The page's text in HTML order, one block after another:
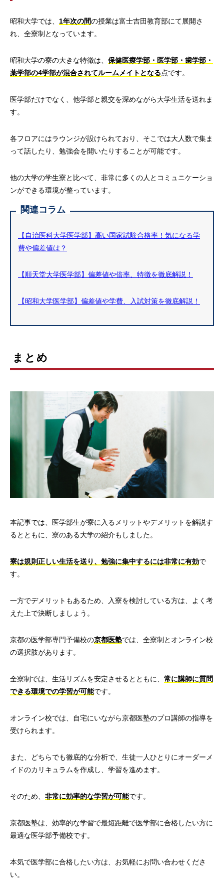
昭和大学では、 1年次の間の授業は富士吉田教育部にて展開さ
れ、全寮制となっています。
昭和大学の寮の大きな特徴は、 保健医療学部・医学部・歯学部・
薬学部の4学部が混合されてルームメイトとなる点です。
医学部だけでなく、他学部と親交を深めながら大学生活を送れま
す。
各フロアにはラウンジが設けられており、そこでは大人数で集ま
って話したり、勉強会を開いたりすることが可能です。
他の大学の学生寮と比べて、非常に多くの人とコミュニケーショ
ンができる環境が整っています。
関連コラム
【自治医科大学医学部】高い国家試験合格率！気になる学
費や偏差値は？
【順天堂大学医学部】偏差値や倍率、特徴を徹底解説！
【昭和大学医学部】偏差値や学費、入試対策を徹底解説！
まとめ
本記事では、医学部生が寮に入るメリットやデメリットを解説す
るとともに、寮のある大学の紹介もしました。
寮は規則正しい生活を送り、勉強に集中するには非常に有効で
す。
一方でデメリットもあるため、入寮を検討している方は、よく考
えた上で決断しましょう。
京都の医学部専門予備校の京都医塾では、全寮制とオンライン校
の選択肢があります。
全寮制では、生活リズムを安定させるとともに、 常に講師に質問
できる環境での学習が可能です。
オンライン校では、自宅にいながら京都医塾のプロ講師の指導を
受けられます。
また、どちらでも徹底的な分析で、生徒一人ひとりにオーダーメ
イドのカリキュラムを作成し、学習を進めます。
そのため、 非常に効率的な学習が可能です。
京都医塾は、効率的な学習で最短距離で医学部に合格したい方に
最適な医学部予備校です。
本気で医学部に合格したい方は、お気軽にお問い合わせくださ
い。